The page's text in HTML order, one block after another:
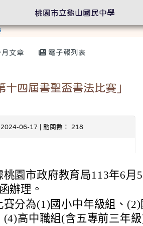
月文章 電子報列表
十四屆書聖盃書法比賽」
2024-06-17 | 點閱數： 218
桃園市政府教育局113年6月
辦理。
賽分為(1)國小中年級組、
(4)高中職組(含五專前三年
桃園市立龜山國民中學